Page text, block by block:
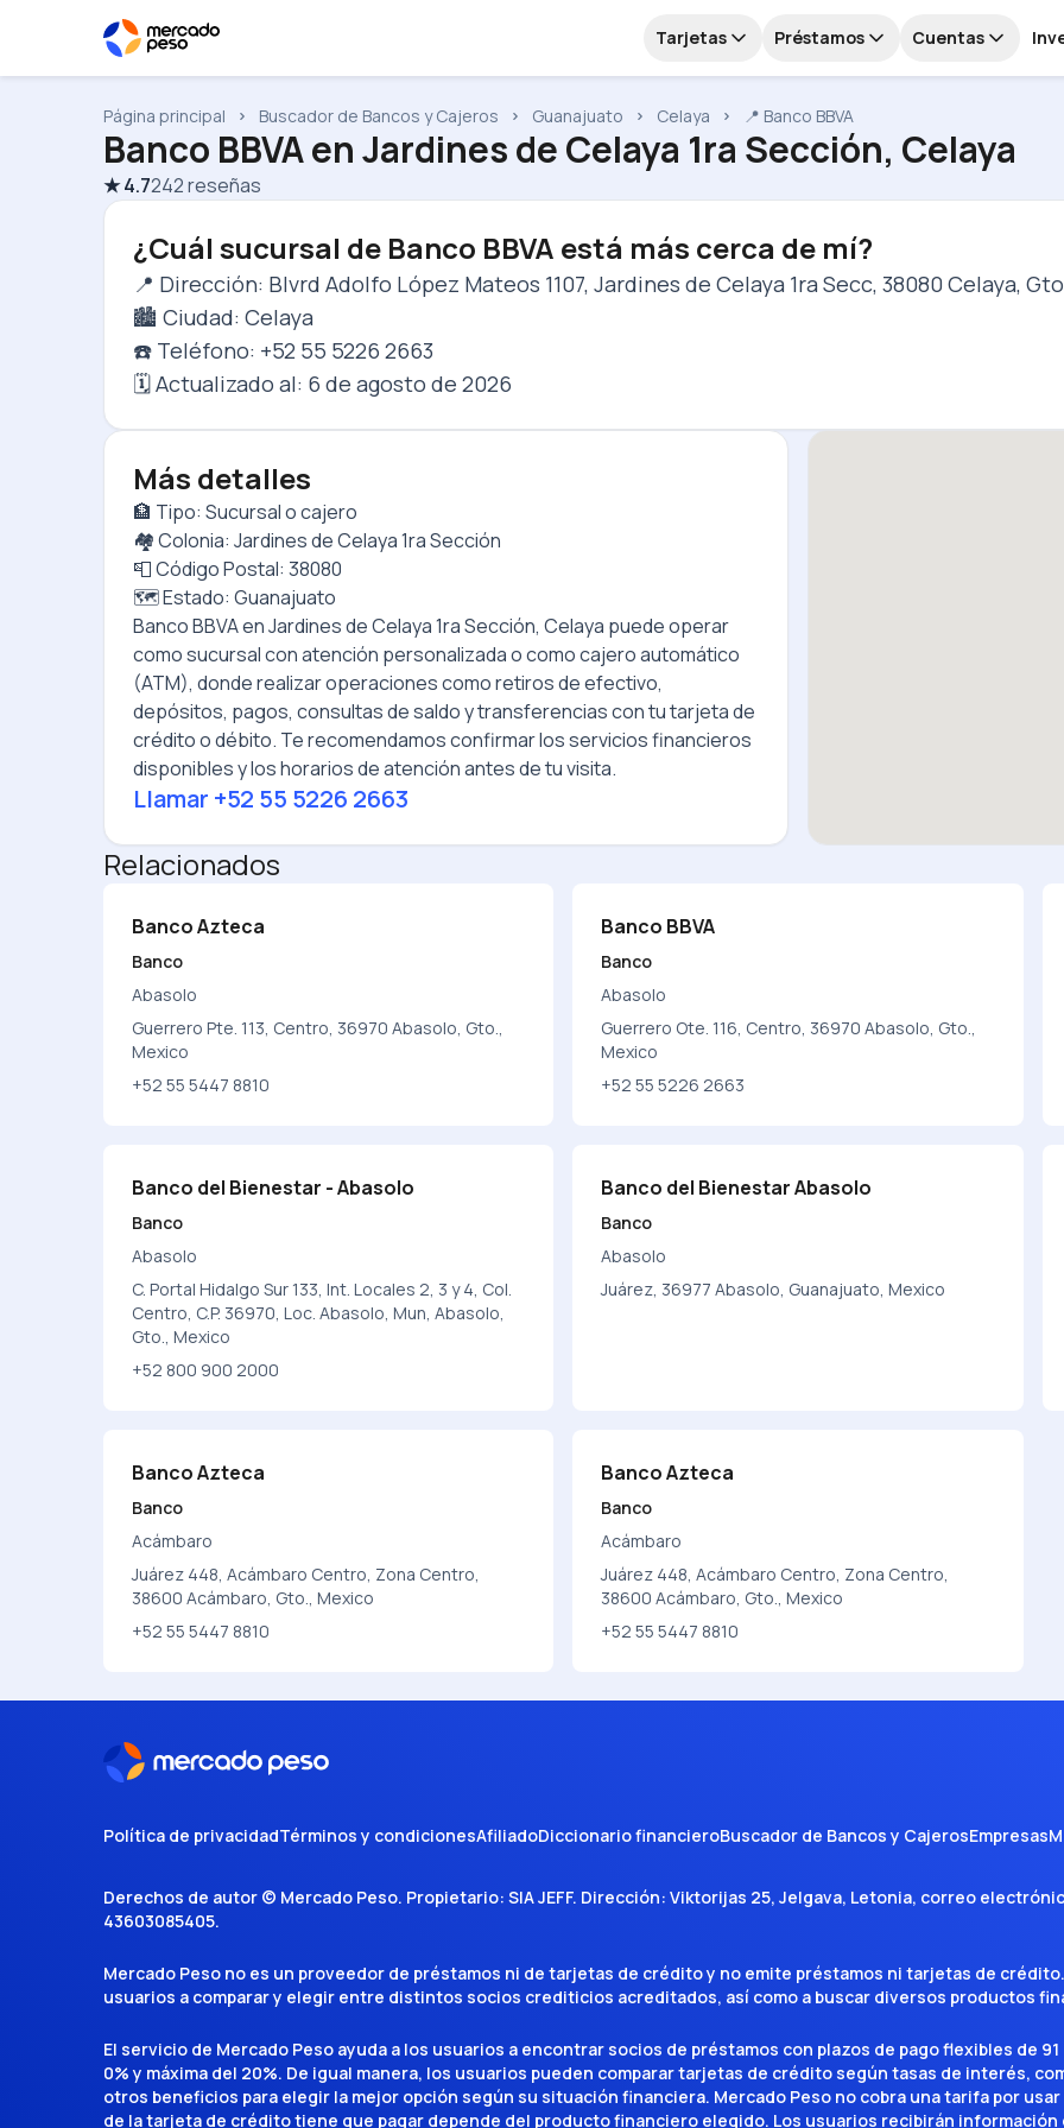
Tarjetas Préstamos Cuentas
Página principal Buscador de Bancos y Cajeros Guanajuato Celaya 📍 Banco BBVA
Banco BBVAenJardines de Celaya 1ra Sección, Celaya
★4.7242reseñas
¿Cuál sucursal de Banco BBVA está más cerca de mí?
📍 Dirección: Blvrd Adolfo López Mateos 1107, Jardines de Celaya 1ra Secc, 38080 Celaya,
🏙️ Ciudad: Celaya
☎️ Teléfono: +52 55 5226 2663
🗓️ Actualizado al: 6 de agosto de 2026
Más detalles
🏦 Tipo: Sucursal o cajero
🏘️ Colonia: Jardines de Celaya 1ra Sección
📮 Código Postal: 38080
🗺️ Estado: Guanajuato
Banco BBVAenJardines de Celaya 1ra Sección, Celaya puede operar
como sucursal con atención personalizada o como cajero automático
(ATM), donde realizar operaciones como retiros de efectivo,
depósitos, pagos, consultas de saldo y transferencias con tu tarjeta de
crédito o débito. Te recomendamos confirmar los servicios financieros
disponibles y los horarios de atención antes de tu visita.
Llamar +52 55 5226 2663
Relacionados
Banco Azteca
Banco
Abasolo
Guerrero Pte. 113, Centro, 36970 Abasolo, Gto.,
Mexico
+52 55 5447 8810
Banco BBVA
Banco
Abasolo
Guerrero Ote. 116, Centro, 36970 Abasolo, Gto.,
Mexico
+52 55 5226 2663
Banco del Bienestar - Abasolo
Banco
Abasolo
C. Portal Hidalgo Sur 133, Int. Locales 2, 3 y 4, Col.
Centro, C.P. 36970, Loc. Abasolo, Mun, Abasolo,
Gto., Mexico
+52 800 900 2000
Banco del Bienestar Abasolo
Banco
Abasolo
Juárez, 36977 Abasolo, Guanajuato, Mexico
Banco Azteca
Banco
Acámbaro
Juárez 448, Acámbaro Centro, Zona Centro,
38600 Acámbaro, Gto., Mexico
+52 55 5447 8810
Banco Azteca
Banco
Acámbaro
Juárez 448, Acámbaro Centro, Zona Centro,
38600 Acámbaro, Gto., Mexico
+52 55 5447 8810
Política de privacidadTérminos y condicionesAfiliadoDiccionario financieroBuscador de Bancos y CajerosEmpresas
Derechos de autor © Mercado Peso. Propietario: SIA JEFF. Dirección: Viktorijas 25, Jelgava, Letonia, correo
43603085405.
Mercado Peso no es un proveedor de préstamos ni de tarjetas de crédito y no emite préstamos ni tarjetas de
usuarios a comparar y elegir entre distintos socios crediticios acreditados, así como a buscar diversos productos
El servicio de Mercado Peso ayuda a los usuarios a encontrar socios de préstamos con plazos de pago flexibles de
0% y máxima del 20%. De igual manera, los usuarios pueden comparar tarjetas de crédito según tasas de interés,
otros beneficios para elegir la mejor opción según su situación financiera. Mercado Peso no cobra una tarifa por
de la tarjeta de crédito tiene que pagar depende del producto financiero elegido. Los usuarios recibirán información